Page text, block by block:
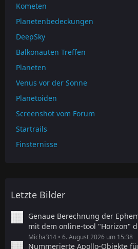
Kometen
Planetenbedeckungen
DeepSky
Balkonauten Treffen
Planeten
Venus vor der Sonne
Planetoiden
Screenshot vom Forum
Startrails
Finsternisse
Letzte Bilder
Genaue Berechnung der
mit dem online-tool "Horizon"
Micha314 6. August 2026 um 15:38
Nummerierte Apollo-Objekte